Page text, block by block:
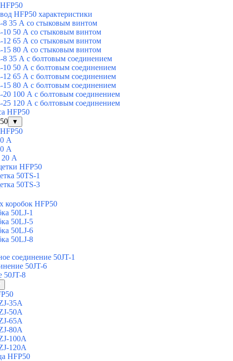
HFP50 характеристики
35 А со стыковым винтом
50 А со стыковым винтом
65 А со стыковым винтом
80 А со стыковым винтом
35 А с болтовым соединением
50 А с болтовым соединением
65 А с болтовым соединением
80 А с болтовым соединением
100 А с болтовым соединением
120 А с болтовым соединением
HFP50
▼
А
А
20 А
HFP50
50TS-1
50TS-3
коробок HFP50
50LJ-1
50LJ-5
50LJ-6
50LJ-8
соединение 50JT-1
50JT-6
50JT-8
35A
50A
65A
80A
100A
120A
HFP50